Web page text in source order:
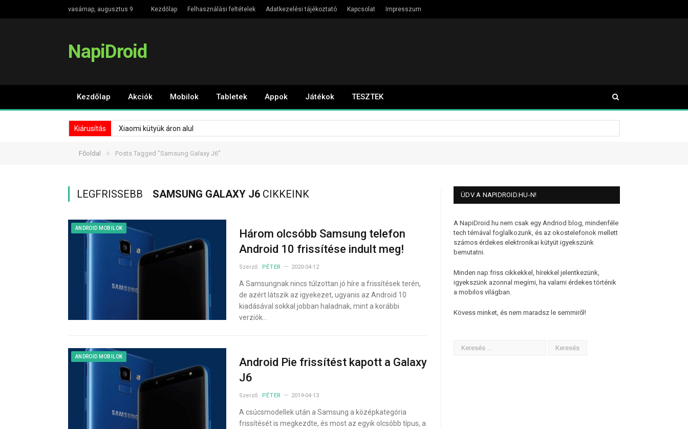
vasárnap, augusztus 9 Kezdőlap Felhasználási feltételek Adatkezelési tájékoztató Kapcsolat Impresszum
NapiDroid
Kezdőlap Akciók Mobilok Tabletek Appok Játékok TESZTEK
Kiárusítás Xiaomi kütyük áron alul
Főoldal » Posts Tagged "Samsung Galaxy J6"
LEGFRISSEBB SAMSUNG GALAXY J6 CIKKEINK
ANDROID MOBILOK
Három olcsóbb Samsung telefon
Android 10 frissítése indult meg!
Szerző: PÉTER 2020-04-12
A Samsungnak nincs túlzottan jó híre a frissítések terén,
de azért látszik az igyekezet, ugyanis az Android 10
kiadásával sokkal jobban haladnak, mint a korábbi
verziók…
ANDROID MOBILOK
Android Pie frissítést kapott a Galaxy
J6
Szerző: PÉTER 2019-04-13
A csúcsmodellek után a Samsung a középkategória
frissítését is megkezdte, és most az egyik olcsóbb típus, a
ÜDV A NAPIDROID.HU-N!
A NapiDroid.hu nem csak egy Andriod blog, mindenféle
tech témával foglalkozunk, és az okostelefonok mellett
számos érdekes elektronikai kütyüt igyekszünk
bemutatni.
Minden nap friss cikkekkel, hírekkel jelentkezünk,
igyekszünk azonnal megírni, ha valami érdekes történik
a mobilos világban.
Kövess minket, és nem maradsz le semmiről!